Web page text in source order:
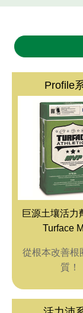
Profile
巨源土壤活力劑
Turface
從根本改善根
質！